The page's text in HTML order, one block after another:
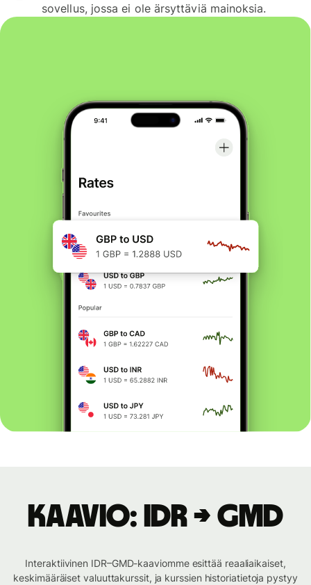
sovellus, jossa ei ole ärsyttäviä mainoksia.
Kaavio: IDR → GMD
Interaktiivinen IDR–GMD-kaaviomme esittää reaaliaikaiset,
keskimääräiset valuuttakurssit, ja kurssien historiatietoja pystyy